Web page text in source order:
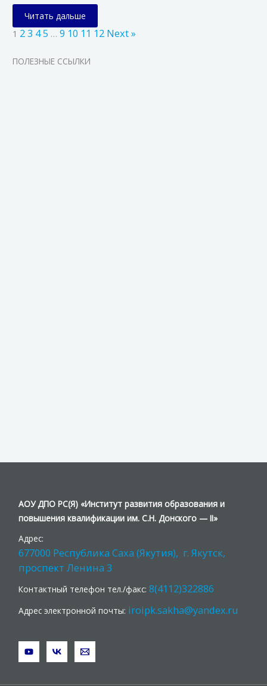
Читать дальше
1 23 45 … 9 10 11 12 Next »
ПОЛЕЗНЫЕ ССЫЛКИ
АОУ ДПО РС(Я) «Институт развития образования и
повышения квалификации им. С.Н. Донского — II»
Адрес:
677000 Республика Саха (Якутия), г. Якутск,
проспект Ленина 3
Контактный телефон тел./факс:8(4112)322886
Адрес электронной почты: iroipk.sakha@yandex.ru